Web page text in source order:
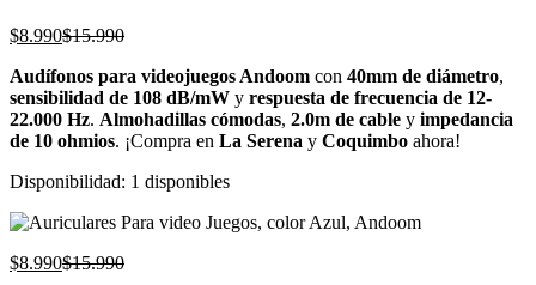
$8.990El
actual
es:
$8.990.
$15.990El
original
era:
$15.990.
Audífonos para videojuegos Andoom con 40mm de diámetro,
sensibilidad de 108 dB/mW y respuesta de frecuencia de 12-
22.000 Hz. Almohadillas cómodas, 2.0m de cable y impedancia
de 10 ohmios. ¡Compra en La Serena y Coquimbo ahora!
Disponibilidad: 1 disponibles
$8.990El
$15.990El